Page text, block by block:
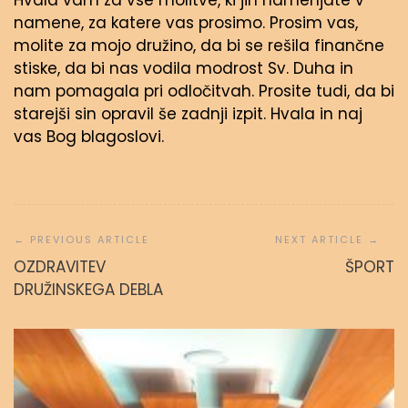
namene, za katere vas prosimo. Prosim vas,
molite za mojo družino, da bi se rešila finančne
stiske, da bi nas vodila modrost Sv. Duha in
nam pomagala pri odločitvah. Prosite tudi, da bi
starejši sin opravil še zadnji izpit. Hvala in naj
vas Bog blagoslovi.
prispevka
OZDRAVITEV
DRUŽINSKEGA DEBLA
ŠPORT